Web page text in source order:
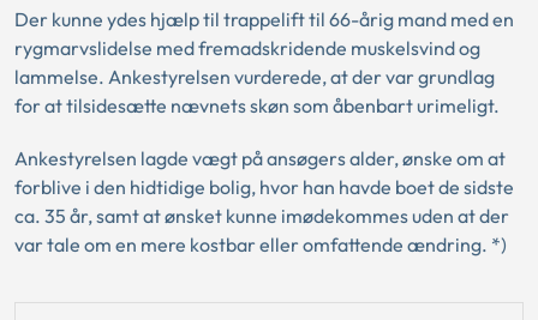
Der kunne ydes hjælp til trappelift til 66-årig mand med en
rygmarvslidelse med fremadskridende muskelsvind og
lammelse. Ankestyrelsen vurderede, at der var grundlag
for at tilsidesætte nævnets skøn som åbenbart urimeligt.
Ankestyrelsen lagde vægt på ansøgers alder, ønske om at
forblive i den hidtidige bolig, hvor han havde boet de sidste
ca. 35 år, samt at ønsket kunne imødekommes uden at der
var tale om en mere kostbar eller omfattende ændring. *)